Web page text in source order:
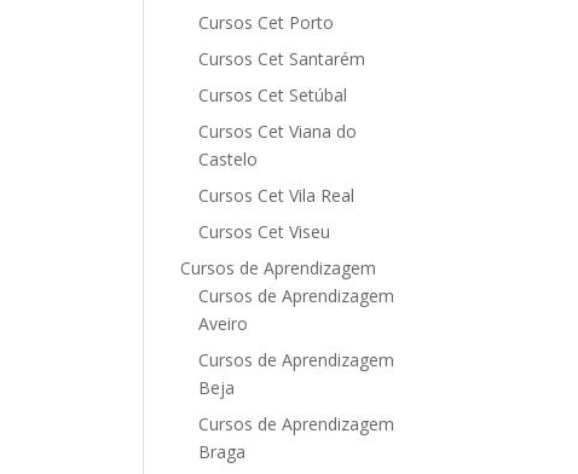
Cursos Cet Porto
Cursos Cet Santarém
Cursos Cet Setúbal
Cursos Cet Viana do
Castelo
Cursos Cet Vila Real
Cursos Cet Viseu
Cursos de Aprendizagem
Cursos de Aprendizagem
Aveiro
Cursos de Aprendizagem
Beja
Cursos de Aprendizagem
Braga